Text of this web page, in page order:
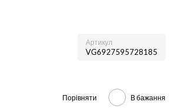
Артикул
VG6927595728185
Порівняти В бажання